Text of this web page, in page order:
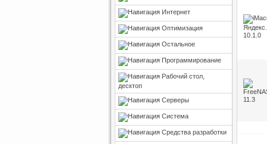
Интернет
Оптимизация
Остальное
Программирование
Рабочий стол,
десктоп
Серверы
Система
Средства разработки